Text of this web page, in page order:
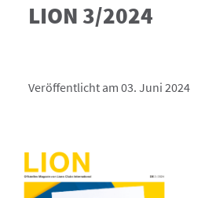
LION 3/2024
Veröffentlicht am 03. Juni 2024